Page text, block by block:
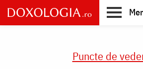
Skip
to
main
Puncte de